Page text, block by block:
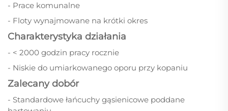
- Prace komunalne
- Floty wynajmowane na krótki okres
Charakterystyka działania
- < 2000 godzin pracy rocznie
- Niskie do umiarkowanego oporu przy kopaniu
Zalecany dobór
- Standardowe łańcuchy gąsienicowe poddane